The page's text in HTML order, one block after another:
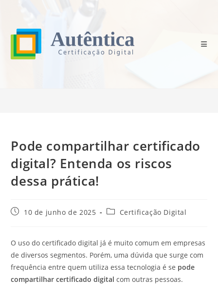
Pode compartilhar certificado
digital? Entenda os riscos
dessa prática!
Post10 de junho de 2025
Categoria
Certificação Digital
O uso do certificado digital já é muito comum em empresas
de diversos segmentos. Porém, uma dúvida que surge com
frequência entre quem utiliza essa tecnologia é se pode
compartilhar certificado digitalcom outras pessoas.